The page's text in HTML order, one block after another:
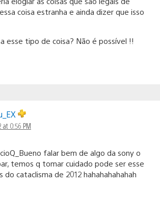
coisa estranha e ainda dizer que isso
esse tipo de coisa? Não é possível !!
0:56 PM
falar bem de algo da sony o
temos q tomar cuidado pode ser esse
cataclisma de 2012 hahahahahahah